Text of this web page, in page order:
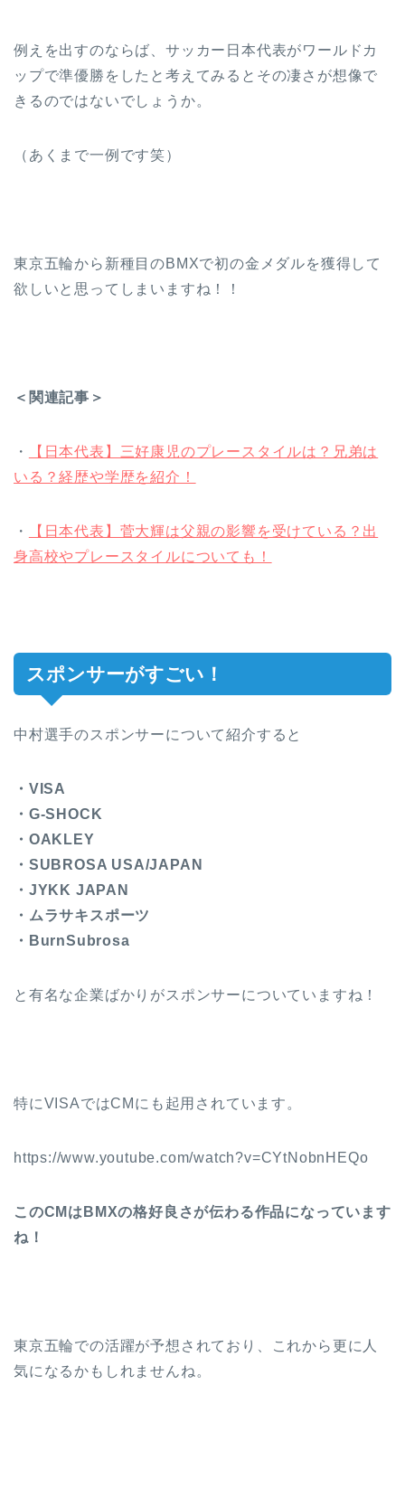
例えを出すのならば、サッカー日本代表がワールドカ
ップで準優勝をしたと考えてみるとその凄さが想像で
きるのではないでしょうか。
（あくまで一例です笑）
東京五輪から新種目のBMXで初の金メダルを獲得して
欲しいと思ってしまいますね！！
＜関連記事＞
・
【日本代表】三好康児のプレースタイルは？兄弟は
いる？経歴や学歴を紹介！
・
【日本代表】菅大輝は父親の影響を受けている？出
身高校やプレースタイルについても！
スポンサーがすごい！
中村選手のスポンサーについて紹介すると
・VISA
・G-SHOCK
・OAKLEY
・SUBROSA USA/JAPAN
・JYKK JAPAN
・ムラサキスポーツ
・BurnSubrosa
と有名な企業ばかりがスポンサーについていますね！
特にVISAではCMにも起用されています。
https://www.youtube.com/watch?v=CYtNobnHEQo
このCMはBMXの格好良さが伝わる作品になっています
ね！
東京五輪での活躍が予想されており、これから更に人
気になるかもしれませんね。